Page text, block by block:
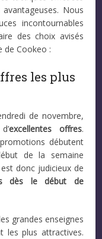
Nous
incontournables
des choix avisés
de Cookeo :
les plus
de novembre,
excellentes offres.
débutent
de la semaine
donc judicieux de
dès le début de
grandes enseignes
les plus attractives.